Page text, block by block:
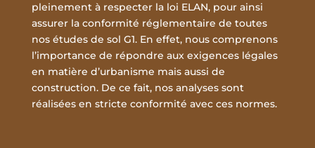
pleinement à respecter la loi ELAN, pour ainsi
assurer la conformité réglementaire de toutes
nos études de sol G1. En effet, nous comprenons
l’importance de répondre aux exigences légales
en matière d’urbanisme mais aussi de
construction. De ce fait, nos analyses sont
réalisées en stricte conformité avec ces normes.